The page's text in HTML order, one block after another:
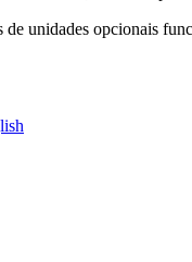
unidades opcionais